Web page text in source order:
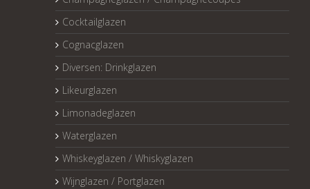
Cocktailglazen
Cognacglazen
Diversen: Drinkglazen
Likeurglazen
Limonadeglazen
Waterglazen
Whiskeyglazen / Whiskyglazen
Wijnglazen / Portglazen